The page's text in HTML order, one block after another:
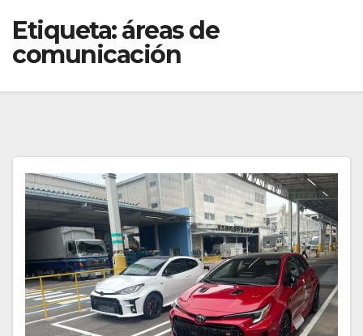
Etiqueta:áreas de
comunicación